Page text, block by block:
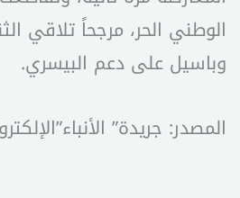
الوطني الحر، مرجحاً تلاقي
وباسيل على دعم البيسري.
المصدر: جريدة”